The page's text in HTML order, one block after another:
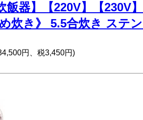
飯器】【220V】【230V
炊き》 5.5合炊き ステ
円、税3,450円)